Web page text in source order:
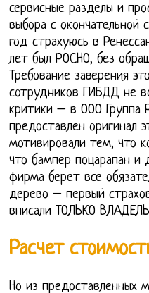
сервисные разделы и
выбора с окончательной
год страхуюсь в
лет был РОСНО, без
Требование заверения
сотрудников ГИБДД не
критики – в ООО Группа
предоставлен оригинал
мотивировали тем, что
что бампер поцарапан и
фирма берет все
дерево – первый
вписали ТОЛЬКО
Расчет
Но из